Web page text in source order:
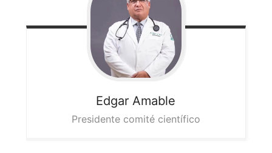
Edgar Amable
Presidente comité científico